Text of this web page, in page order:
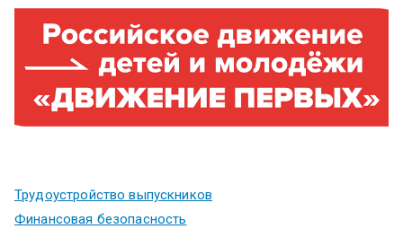
Трудоустройство выпускников
Финансовая безопасность